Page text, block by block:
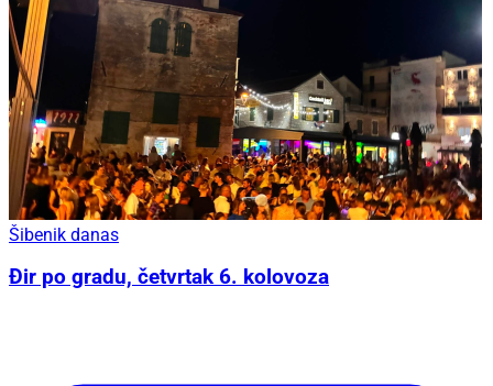
Šibenik danas
Đir po gradu, četvrtak 6. kolovoza